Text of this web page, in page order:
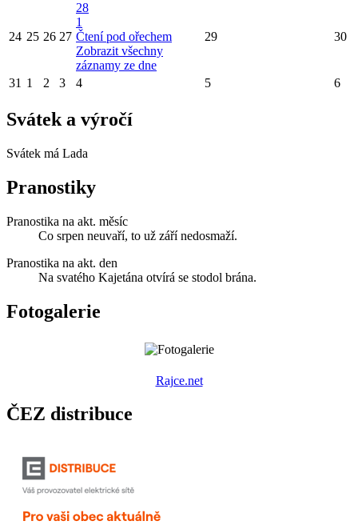
24 25 26 27
28
1
Čtení pod ořechem
Zobrazit všechny
záznamy ze dne
29 30
31 1 2 3 4 5 6
Svátek a výročí
Svátek má Lada
Pranostiky
Pranostika na akt. měsíc
Co srpen neuvaří, to už září nedosmaží.
Pranostika na akt. den
Na svatého Kajetána otvírá se stodol brána.
Fotogalerie
Rajce.net
ČEZ distribuce